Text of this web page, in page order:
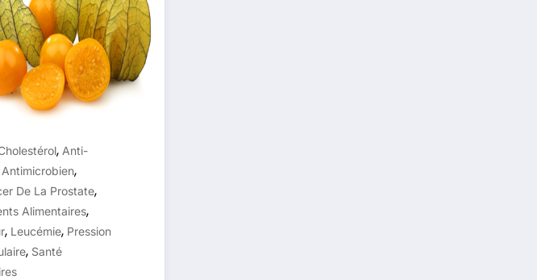
, Anti-
Antimicrobien,
De La Prostate,
Alimentaires,
, Leucémie, Pression
, Santé